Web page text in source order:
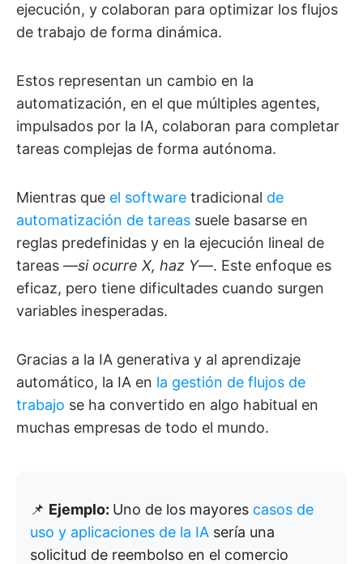
ejecución, y colaboran para optimizar los flujos
de trabajo de forma dinámica.
Estos representan un cambio en la
automatización, en el que múltiples agentes,
impulsados por la IA, colaboran para completar
tareas complejas de forma autónoma.
Mientras que el software tradicional de
automatización de tareas suele basarse en
reglas predefinidas y en la ejecución lineal de
tareas —si ocurre X, haz Y—. Este enfoque es
eficaz, pero tiene dificultades cuando surgen
variables inesperadas.
Gracias a la IA generativa y al aprendizaje
automático, la IA en la gestión de flujos de
trabajo se ha convertido en algo habitual en
muchas empresas de todo el mundo.
📌 Ejemplo: Uno de los mayores casos de
uso y aplicaciones de la IA sería una
solicitud de reembolso en el comercio